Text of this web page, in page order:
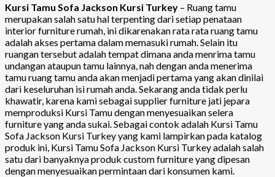
Kursi Tamu Sofa Jackson Kursi Turkey – Ruang tamu
merupakan salah satu hal terpenting dari setiap penataan
interior furniture rumah, ini dikarenakan rata rata ruang tamu
adalah akses pertama dalam memasuki rumah. Selain itu
ruangan tersebut adalah tempat dimana anda menrima tamu
undangan ataupun tamu lainnya, nah dengan anda menerima
tamu ruang tamu anda akan menjadi pertama yang akan dinilai
dari keseluruhan isi rumah anda. Sekarang anda tidak perlu
khawatir, karena kami sebagai supplier furniture jati jepara
memproduksi Kursi Tamu dengan menyesuaikan selera
furniture yang anda sukai. Sebagai contok adalah Kursi Tamu
Sofa Jackson Kursi Turkey yang kami lampirkan pada katalog
produk ini, Kursi Tamu Sofa Jackson Kursi Turkey adalah salah
satu dari banyaknya produk custom furniture yang dipesan
dengan menyesuaikan permintaan dari konsumen kami.